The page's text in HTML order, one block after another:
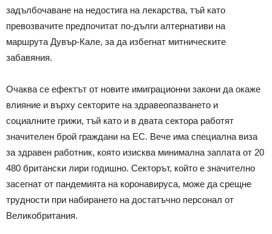
задълбочаване на недостига на лекарства, тъй като
превозвачите предпочитат по-дълги алтернативи на
маршрута Дувър-Кале, за да избегнат митническите
забавяния.
Очаква се ефектът от новите имиграционни закони да окаже
влияние и върху секторите на здравеопазването и
социалните грижи, тъй като и в двата сектора работят
значителен брой граждани на ЕС. Вече има специална виза
за здравен работник, която изисква минимална заплата от 20
480 британски лири годишно. Секторът, който е значително
засегнат от пандемията на коронавируса, може да срещне
трудности при набирането на достатъчно персонал от
Великобритания.